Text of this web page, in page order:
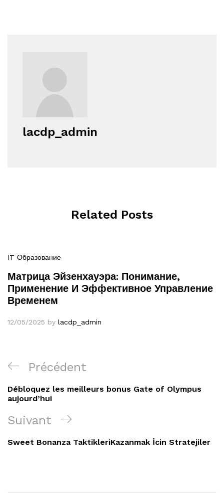
lacdp_admin
Related Posts
IT Образование
Матрица Эйзенхауэра: Понимание,
Применение И Эффективное Управление
Временем
12/05/2025 by lacdp_admin
Navigation
de
l’article
Article
précédent
Précédent
Débloquez les meilleurs bonus Gate of Olympus
aujourd’hui
Article
suivant
Suivant
Sweet Bonanza TaktikleriKazanmak İcin Stratejiler